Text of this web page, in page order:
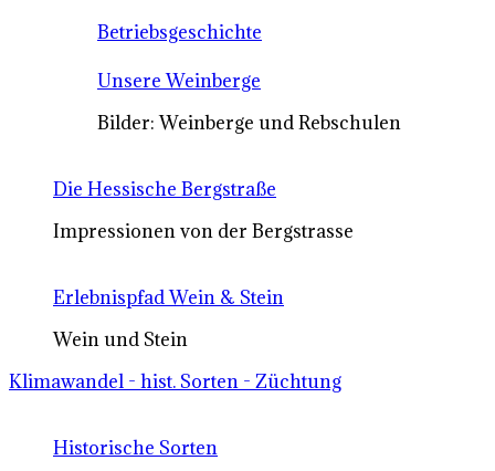
Betriebsgeschichte
Unsere Weinberge
Bilder: Weinberge und Rebschulen
Die Hessische Bergstraße
Impressionen von der Bergstrasse
Erlebnispfad Wein & Stein
Wein und Stein
Klimawandel - hist. Sorten - Züchtung
Historische Sorten